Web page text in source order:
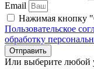
Email
Нажимая кнопку
Пользовательское
обработку
Отправить
Или выберите любой